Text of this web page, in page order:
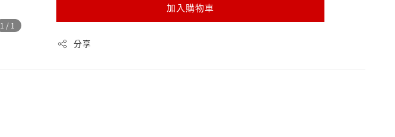
1 /1
加入購物車
分享